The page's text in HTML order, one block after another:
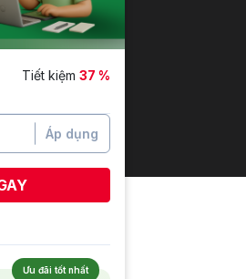
Tiết kiệm 37 %
Áp dụng
Ưu đãi tốt nhất